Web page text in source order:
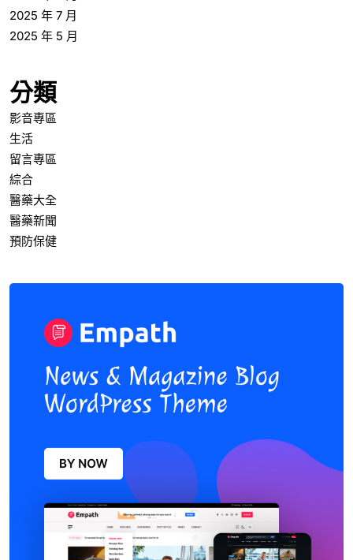
2025 年 7 月
2025 年 5 月
分類
影音專區
生活
留言專區
綜合
醫藥大全
醫藥新聞
預防保健